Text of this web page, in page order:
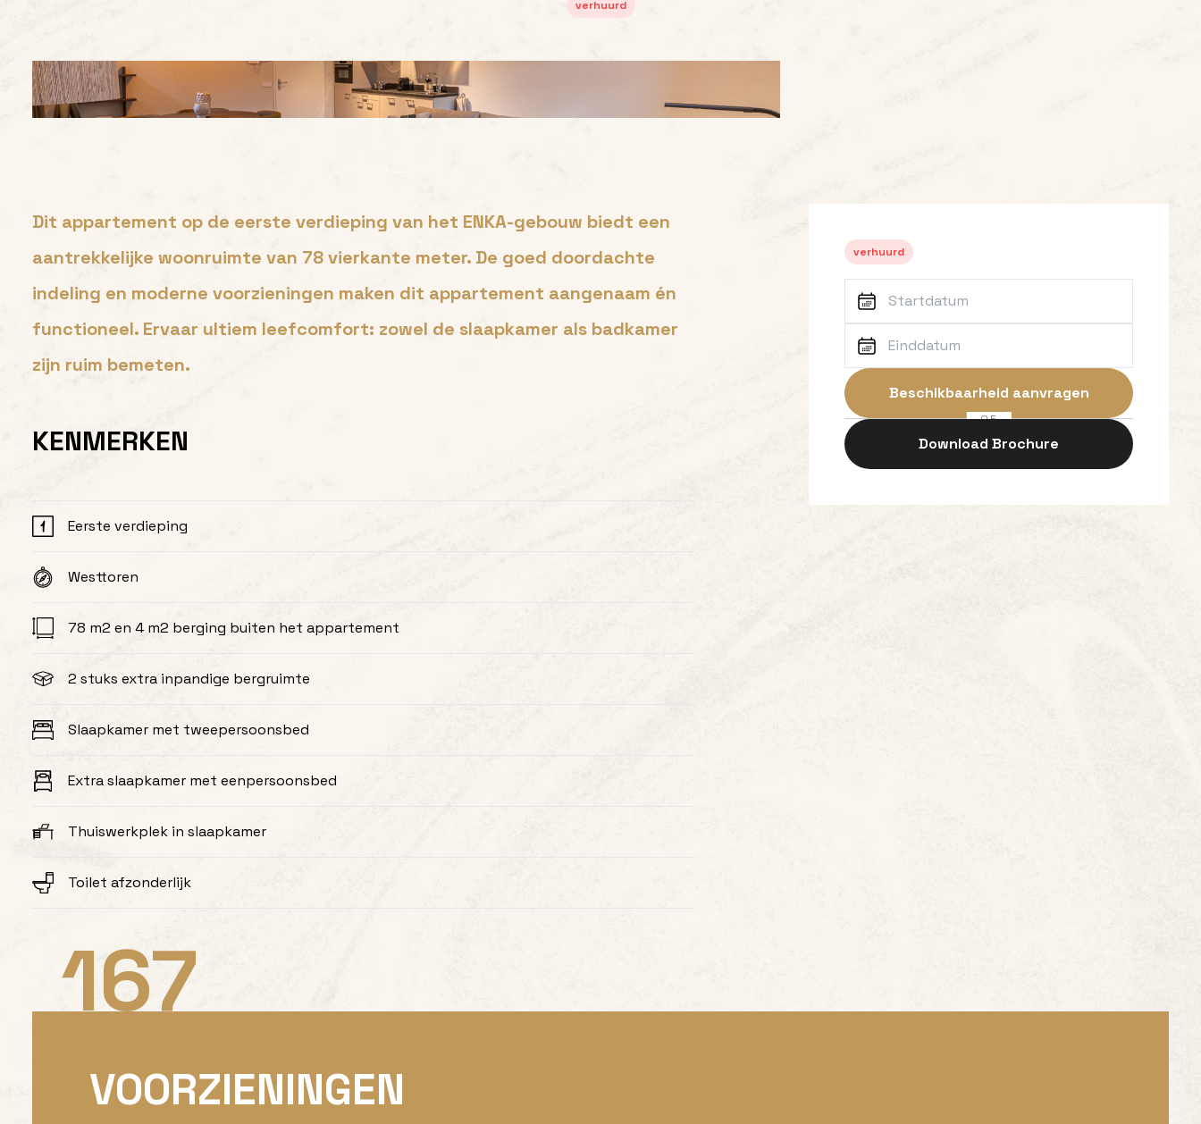
verhuurd
Dit appartement op de eerste verdieping van het ENKA-gebouw biedt een
aantrekkelijke woonruimte van 78 vierkante meter. De goed doordachte
indeling en moderne voorzieningen maken dit appartement aangenaam én
functioneel. Ervaar ultiem leefcomfort: zowel de slaapkamer als badkamer
zijn ruim bemeten.
KENMERKEN
Eerste verdieping
Westtoren
78 m2 en 4 m2 berging buiten het appartement
2 stuks extra inpandige bergruimte
Slaapkamer met tweepersoonsbed
Extra slaapkamer met eenpersoonsbed
Thuiswerkplek in slaapkamer
Toilet afzonderlijk
verhuurd
Beschikbaarheid aanvragen
OF
Download Brochure
167
VOORZIENINGEN